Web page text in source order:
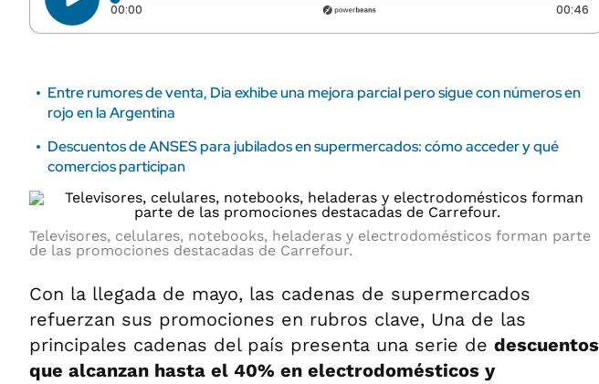
00:00 Tiempo transcurrido: 0 segundos 00:46
Entre rumores de venta, Dia exhibe una mejora parcial pero sigue con números en
rojo en la Argentina
Descuentos de ANSES para jubilados en supermercados: cómo acceder y qué
comercios participan
Televisores, celulares, notebooks, heladeras y electrodomésticos forman parte
de las promociones destacadas de Carrefour.
Con la llegada de mayo, las cadenas de supermercados
refuerzan sus promociones en rubros clave, Una de las
principales cadenas del país presenta una serie de descuentos
que alcanzan hasta el 40% en electrodomésticos y